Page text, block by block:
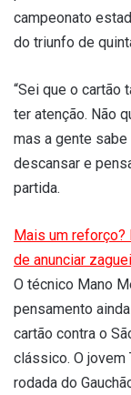
campeonato
do triunfo de
“Sei que o cartão
ter atenção. Não
mas a gente sabe
descansar e
partida.
Mais um
de anunciar
O técnico Mano
pensamento
cartão contra o
clássico. O jovem
rodada do